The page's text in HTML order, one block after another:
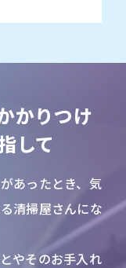
かりつけ
して
あったとき、気
清掃屋さんにな
やそのお手入れ